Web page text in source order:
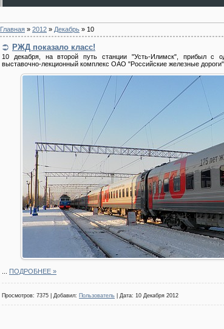
Главная » 2012 » Декабрь » 10
РЖД показало класс!
10 декабря, на второй путь станции "Усть-Илимск", прибыл с
выставочно-лекционный комплекс ОАО "Российские железные
ПОДРОБНЕЕ »
Просмотров: 7375 | Добавил: Пользователь | Дата: 10 Декабря 2012